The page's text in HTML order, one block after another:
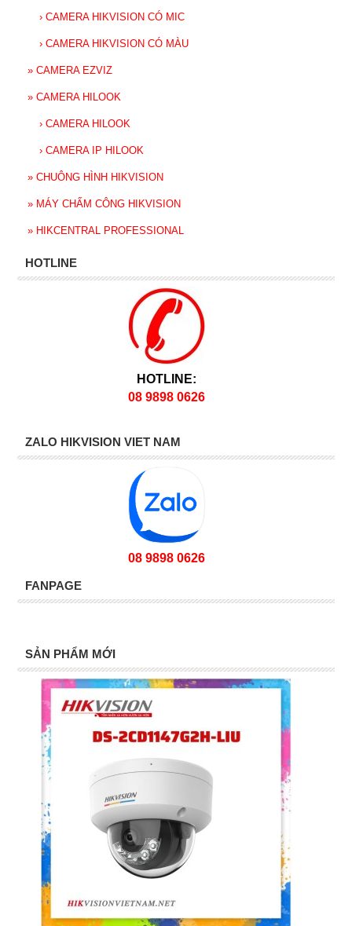
› CAMERA HIKVISION CÓ MIC
› CAMERA HIKVISION CÓ MÀU
» CAMERA EZVIZ
» CAMERA HILOOK
› CAMERA HILOOK
› CAMERA IP HILOOK
» CHUÔNG HÌNH HIKVISION
» MÁY CHẤM CÔNG HIKVISION
» HIKCENTRAL PROFESSIONAL
HOTLINE
HOTLINE:
08 9898 0626
ZALO HIKVISION VIET NAM
08 9898 0626
FANPAGE
SẢN PHẨM MỚI